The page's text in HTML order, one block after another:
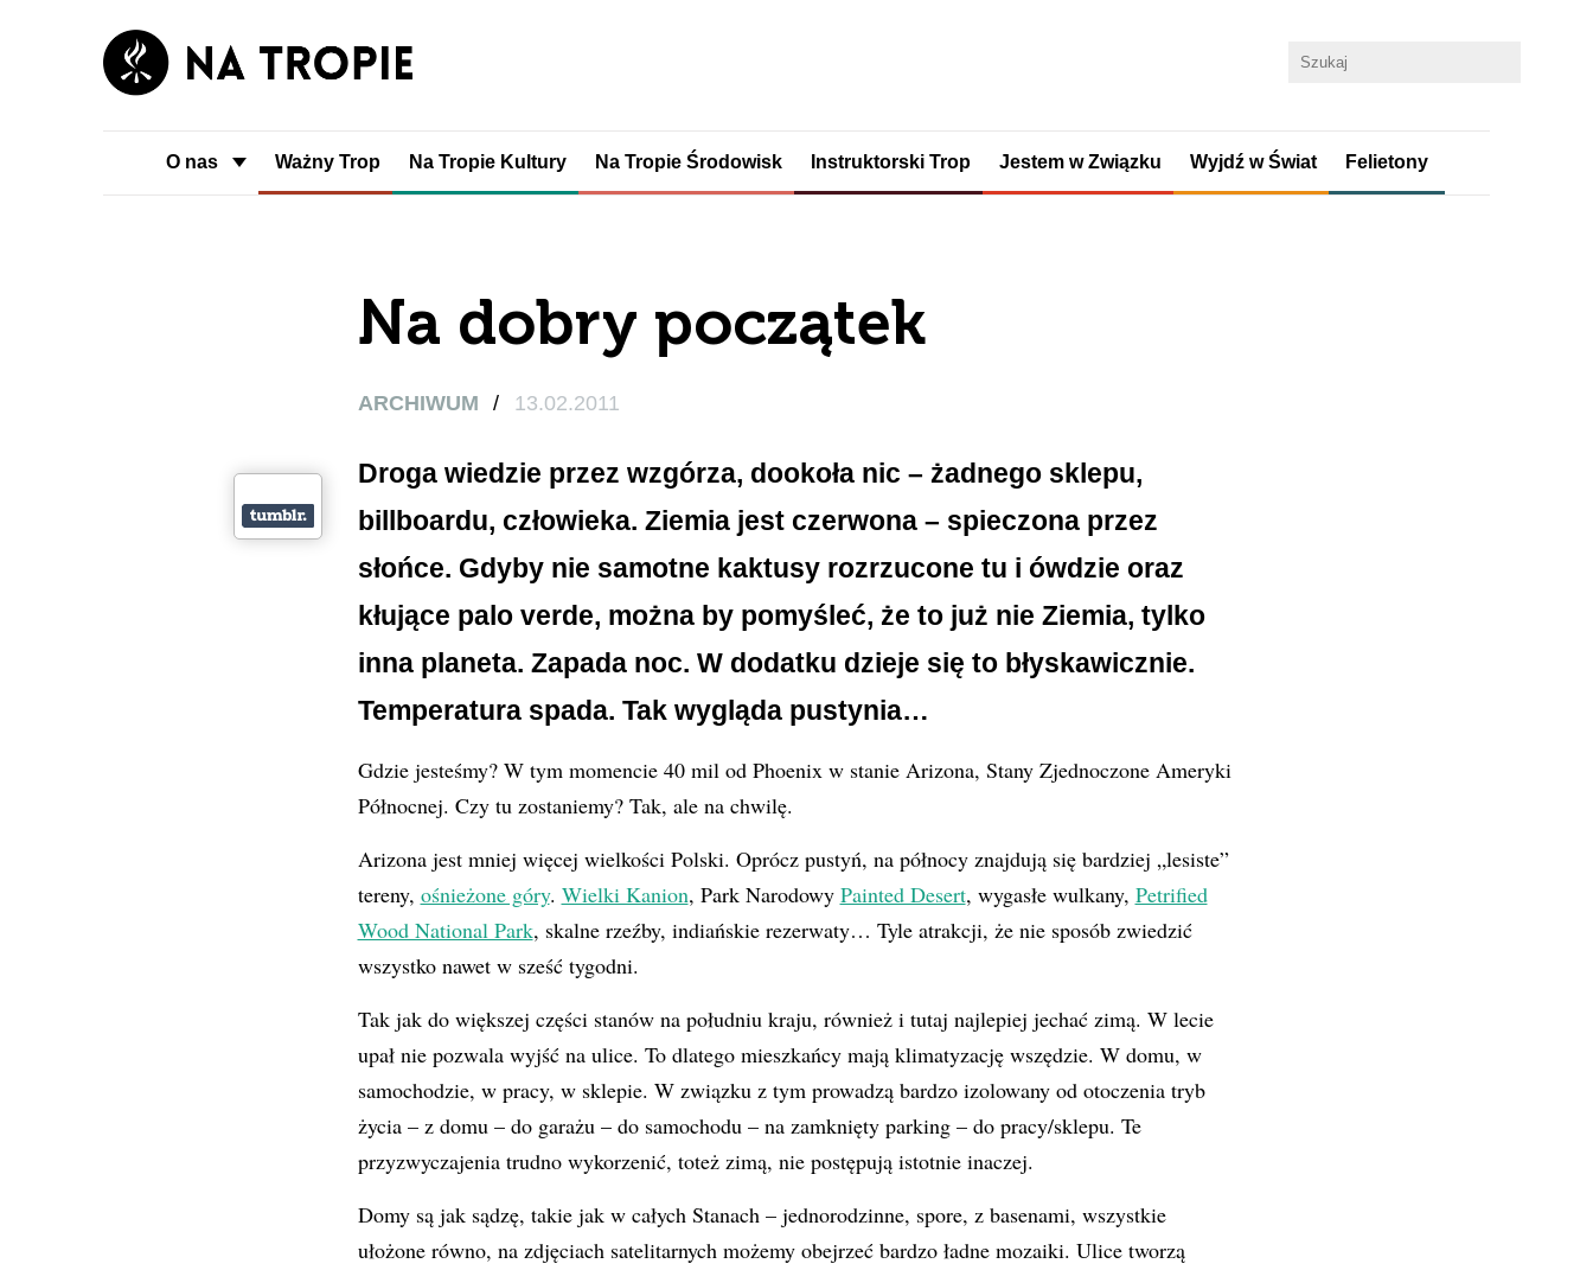
O nas Ważny Trop Na Tropie Kultury Na Tropie Środowisk Instruktorski Trop Jestem w Związku Wyjdź w Świat Felietony
Na dobry początek
ARCHIWUM / 13.02.2011
Droga wiedzie przez wzgórza, dookoła nic – żadnego sklepu,
billboardu, człowieka. Ziemia jest czerwona – spieczona przez
słońce. Gdyby nie samotne kaktusy rozrzucone tu i ówdzie oraz
kłujące palo verde, można by pomyśleć, że to już nie Ziemia, tylko
inna planeta. Zapada noc. W dodatku dzieje się to błyskawicznie.
Temperatura spada. Tak wygląda pustynia…
Gdzie jesteśmy? W tym momencie 40 mil od Phoenix w stanie Arizona, Stany Zjednoczone Ameryki
Północnej. Czy tu zostaniemy? Tak, ale na chwilę.
Arizona jest mniej więcej wielkości Polski. Oprócz pustyń, na północy znajdują się bardziej „lesiste”
tereny, ośnieżone góry. Wielki Kanion, Park Narodowy Painted Desert, wygasłe wulkany, Petrified
Wood National Park, skalne rzeźby, indiańskie rezerwaty… Tyle atrakcji, że nie sposób zwiedzić
wszystko nawet w sześć tygodni.
Tak jak do większej części stanów na południu kraju, również i tutaj najlepiej jechać zimą. W lecie
upał nie pozwala wyjść na ulice. To dlatego mieszkańcy mają klimatyzację wszędzie. W domu, w
samochodzie, w pracy, w sklepie. W związku z tym prowadzą bardzo izolowany od otoczenia tryb
życia – z domu – do garażu – do samochodu – na zamknięty parking – do pracy/sklepu. Te
przyzwyczajenia trudno wykorzenić, toteż zimą, nie postępują istotnie inaczej.
Domy są jak sądzę, takie jak w całych Stanach – jednorodzinne, spore, z basenami, wszystkie
ułożone równo, na zdjęciach satelitarnych możemy obejrzeć bardzo ładne mozaiki. Ulice tworzą